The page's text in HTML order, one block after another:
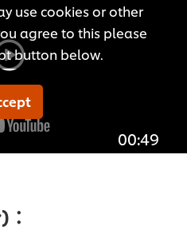
use cookies or other
agree to this please
button below.
00:49